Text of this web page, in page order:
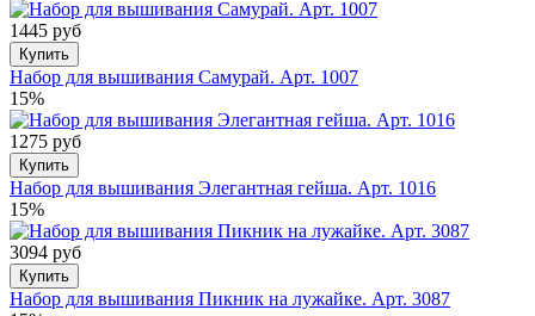
1445 руб
Купить
Набор для вышивания Самурай. Арт. 1007
15%
1275 руб
Купить
Набор для вышивания Элегантная гейша. Арт. 1016
15%
3094 руб
Купить
Набор для вышивания Пикник на лужайке. Арт. 3087